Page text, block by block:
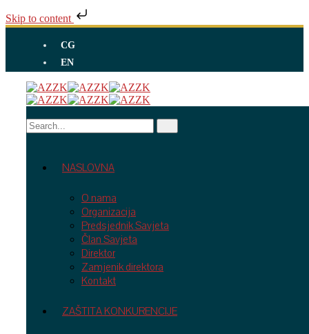
Skip to content
CG
EN
NASLOVNA
O nama
Organizacija
Predsjednik Savjeta
Član Savjeta
Direktor
Zamjenik direktora
Kontakt
ZAŠTITA KONKURENCIJE